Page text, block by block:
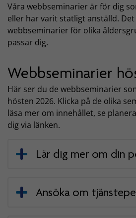
Våra webbseminarier är för dig
eller har varit statligt anställd.
webbseminarier för olika
passar dig.
Webbseminarier
Här ser du de webbseminarier
hösten 2026. Klicka på de olika
läsa mer om innehållet, se
dig via länken.
Lär dig mer om din
Ansöka om